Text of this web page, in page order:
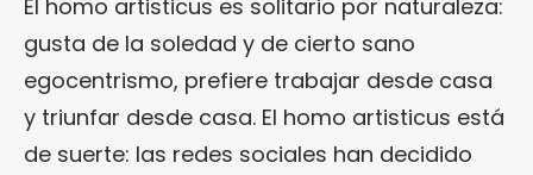
El homo artisticus es solitario por naturaleza:
gusta de la soledad y de cierto sano
egocentrismo, prefiere trabajar desde casa
y triunfar desde casa. El homo artisticus está
de suerte: las redes sociales han decidido